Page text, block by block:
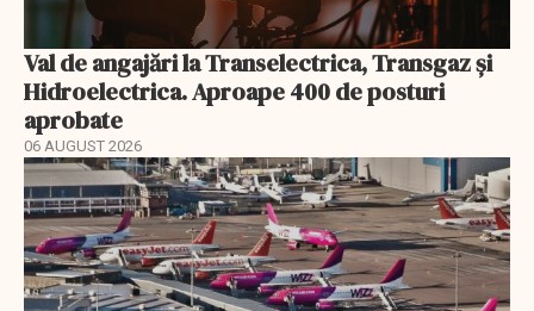
Val de angajări la Transelectrica, Transgaz și
Hidroelectrica. Aproape 400 de posturi
aprobate
06 AUGUST 2026